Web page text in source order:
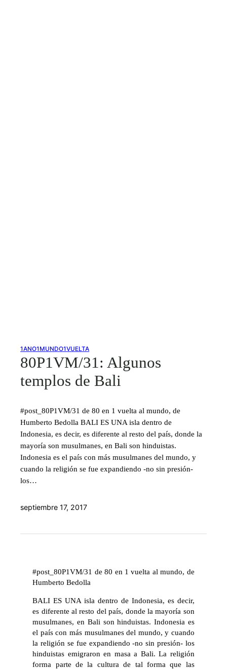
1ANO1MUNDO1VUELTA
80P1VM/31: Algunos
templos de Bali
#post_80P1VM/31 de 80 en 1 vuelta al mundo, de
Humberto Bedolla BALI ES UNA isla dentro de
Indonesia, es decir, es diferente al resto del país, donde la
mayoría son musulmanes, en Bali son hinduistas.
Indonesia es el país con más musulmanes del mundo, y
cuando la religión se fue expandiendo -no sin presión-
los…
septiembre 17, 2017
#post_80P1VM/31 de 80 en 1 vuelta al mundo, de
Humberto Bedolla
BALI ES UNA isla dentro de Indonesia, es decir,
es diferente al resto del país, donde la mayoría son
musulmanes, en Bali son hinduistas. Indonesia es
el país con más musulmanes del mundo, y cuando
la religión se fue expandiendo -no sin presión- los
hinduistas emigraron en masa a Bali. La religión
forma parte de la cultura de tal forma que las